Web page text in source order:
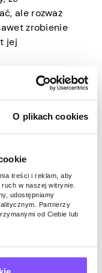
O plikach cookies
treści i reklam, aby
w naszej witrynie.
udostępniamy
Partnerzy
od Ciebie lub
ale rozważ
zrobienie
jej
budżetu,
płacenie za
alkohol i
złe
z